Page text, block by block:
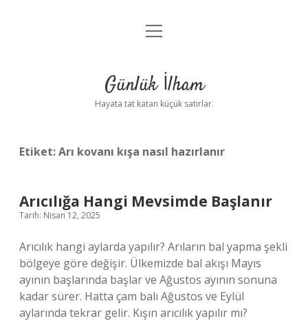
Anasayfa
Yasal Uyarı
menüyü
Günlük İlham
Hayata tat katan küçük satırlar.
Etiket:Arı kovanı kışa nasıl hazırlanır
Arıcılığa Hangi Mevsimde Başlanır
Tarih: Nisan 12, 2025
Arıcılık hangi aylarda yapılır? Arıların bal yapma şekli
bölgeye göre değişir. Ülkemizde bal akışı Mayıs
ayının başlarında başlar ve Ağustos ayının sonuna
kadar sürer. Hatta çam balı Ağustos ve Eylül
aylarında tekrar gelir. Kışın arıcılık yapılır mı?